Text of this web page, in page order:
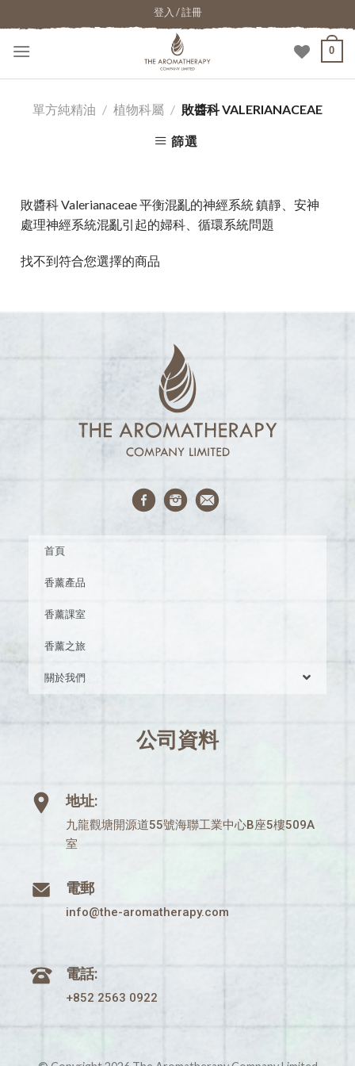
登入 / 註冊
0
單方純精油 / 植物科屬 / 敗醬科 VALERIANACEAE
篩選
敗醬科 Valerianaceae 平衡混亂的神經系統 鎮靜、安神
處理神經系統混亂引起的婦科、循環系統問題
找不到符合您選擇的商品
首頁
香薰產品
香薰課室
香薰之旅
關於我們
公司資料
地址:
九龍觀塘開源道55號海聯工業中心B座5樓509A
室
電郵
info@the-aromatherapy.com
電話:
+852 2563 0922